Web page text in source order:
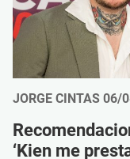
JORGE CINTAS 06/
‘Kien me